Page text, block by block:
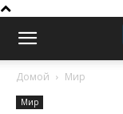
Домой Мир
Мир